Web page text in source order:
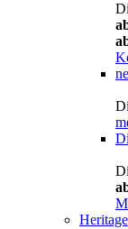
Heritage